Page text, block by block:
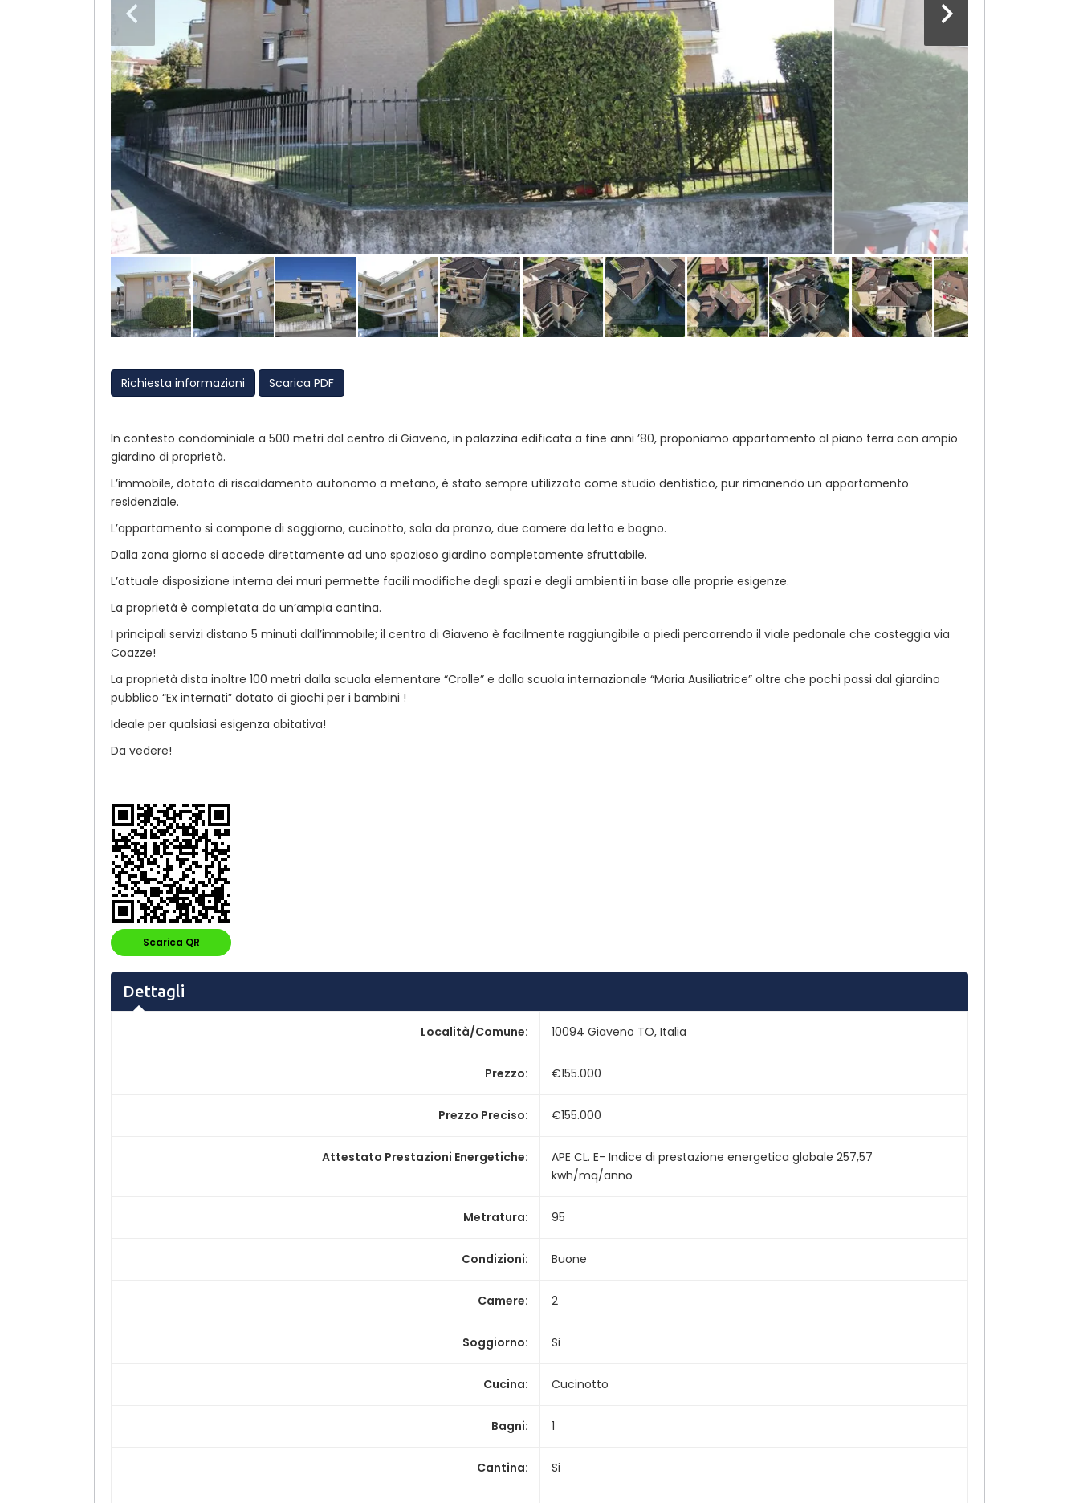
Richiesta informazioni Scarica PDF
In contesto condominiale a 500 metri dal centro di Giaveno, in palazzina edificata a fine anni ’80, proponiamo appartamento al piano terra con ampio
giardino di proprietà.
L’immobile, dotato di riscaldamento autonomo a metano, è stato sempre utilizzato come studio dentistico, pur rimanendo un appartamento
residenziale.
L’appartamento si compone di soggiorno, cucinotto, sala da pranzo, due camere da letto e bagno.
Dalla zona giorno si accede direttamente ad uno spazioso giardino completamente sfruttabile.
L’attuale disposizione interna dei muri permette facili modifiche degli spazi e degli ambienti in base alle proprie esigenze.
La proprietà è completata da un’ampia cantina.
I principali servizi distano 5 minuti dall’immobile; il centro di Giaveno è facilmente raggiungibile a piedi percorrendo il viale pedonale che costeggia via
Coazze!
La proprietà dista inoltre 100 metri dalla scuola elementare “Crolle” e dalla scuola internazionale “Maria Ausiliatrice” oltre che pochi passi dal giardino
pubblico “Ex internati” dotato di giochi per i bambini !
Ideale per qualsiasi esigenza abitativa!
Da vedere!
Scarica QR
Dettagli
Località/Comune: 10094 Giaveno TO, Italia
Prezzo: €155.000
Prezzo Preciso: €155.000
Attestato Prestazioni Energetiche:
APE CL. E- Indice di prestazione energetica globale 257,57
kwh/mq/anno
Metratura: 95
Condizioni: Buone
Camere: 2
Soggiorno: Si
Cucina: Cucinotto
Bagni: 1
Cantina: Si